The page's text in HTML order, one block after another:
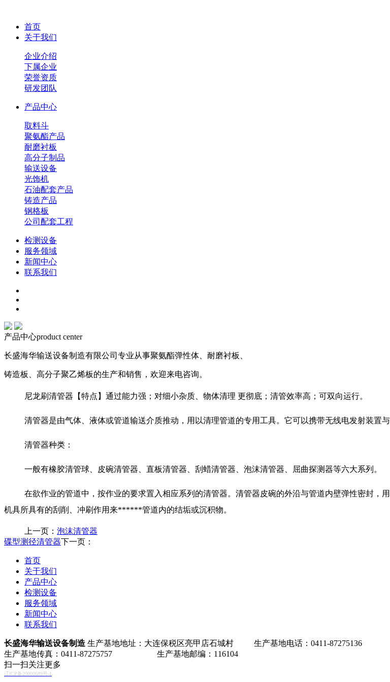
首页
关于我们
企业介绍
下属企业
荣誉资质
研发团队
产品中心
取料斗
聚氨酯产品
耐磨衬板
高分子制品
输送设备
光饰机
石油配套产品
铸造产品
钢格板
公司配套工程
检测设备
服务领域
新闻中心
联系我们
产品中心product center
长盛海华输送设备制造有限公司专业从事聚氨酯弹性体、耐磨衬板、
铸造板、高分子聚乙烯板的生产和销售，欢迎来电咨询。
尼龙刷清管器【特点】通过能力强；对细小杂质、物体清理 更彻底；清管效率高；可双向运行。
清管器是由气体、液体或管道输送介质推动，用以清理管道的专用工具。它可以携带无线电发射装置
清管器种类：
一般有橡胶清管球、皮碗清管器、直板清管器、刮蜡清管器、泡沫清管器、屈曲探测器等六大系列。
在欲作业的管道中，按作业的要求置入相应系列的清管器。清管器皮碗的外沿与管道内壁弹性密封
机具所具有的刮削、冲刷作用来******管道内的结垢或沉积物。
上一页： 泡沫清管器
碟型测径清管器下一页：
首页
关于我们
产品中心
检测设备
服务领域
新闻中心
联系我们
长盛海华输送设备制造 生产基地地址：大连保税区亮甲店石城村 生产基地电话：0411-87275136
生产基地传真：0411-87275757 生产基地邮编：116104
扫一扫关注更多
辽ICP备20000689号-1